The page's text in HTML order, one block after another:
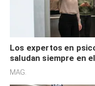
Los expertos en
saludan siempre en
defensiva y tienen
MAG.